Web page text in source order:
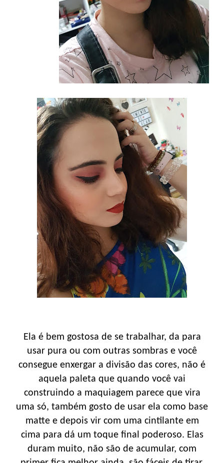
Ela é bem gostosa de se trabalhar, da para
usar pura ou com outras sombras e você
consegue enxergar a divisão das cores, não é
aquela paleta que quando você vai
construindo a maquiagem parece que vira
uma só, também gosto de usar ela como base
matte e depois vir com uma cintilante em
cima para dá um toque final poderoso. Elas
duram muito, não são de acumular, com